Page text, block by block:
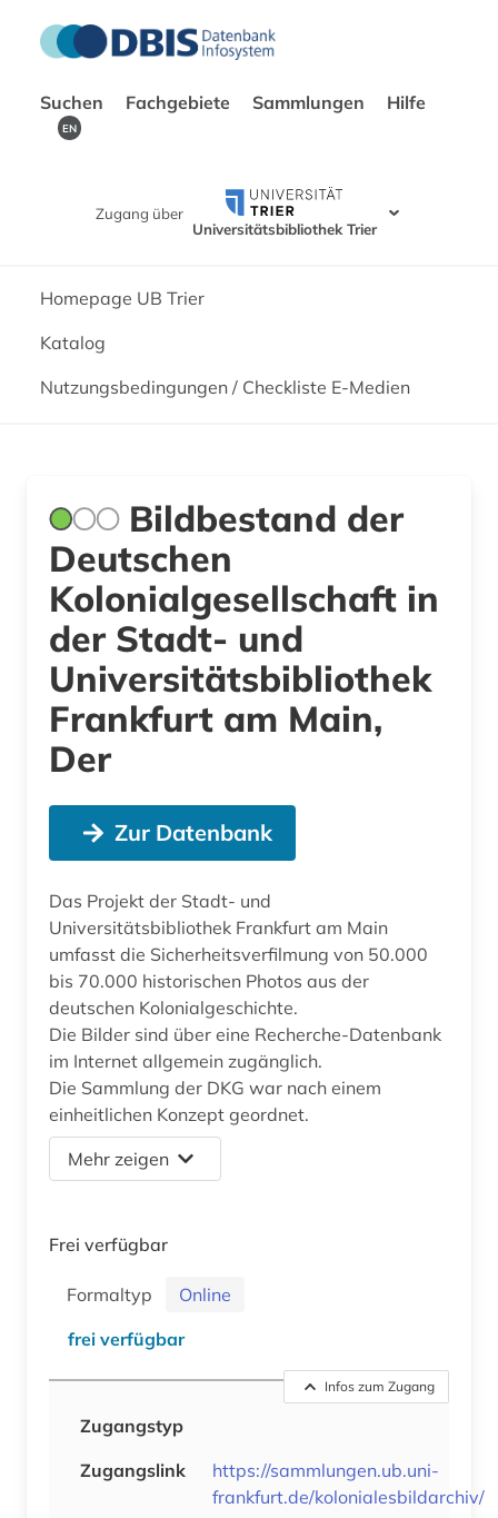
Suchen Fachgebiete Sammlungen Hilfe
EN
Zugang über
Universitätsbibliothek Trier
Homepage UB Trier
Katalog
Nutzungsbedingungen / Checkliste E-Medien
Bildbestand der
Deutschen
Kolonialgesellschaft in
der Stadt- und
Universitätsbibliothek
Frankfurt am Main,
Der
Zur Datenbank
Das Projekt der Stadt- und
Universitätsbibliothek Frankfurt am Main
umfasst die Sicherheitsverfilmung von 50.000
bis 70.000 historischen Photos aus der
deutschen Kolonialgeschichte.
Die Bilder sind über eine Recherche-Datenbank
im Internet allgemein zugänglich.
Die Sammlung der DKG war nach einem
einheitlichen Konzept geordnet.
Mehr zeigen
Frei verfügbar
Formaltyp
Online
frei verfügbar
Infos zum Zugang
Zugangstyp
Zugangslink
https://sammlungen.ub.uni-
frankfurt.de/kolonialesbildarchiv/